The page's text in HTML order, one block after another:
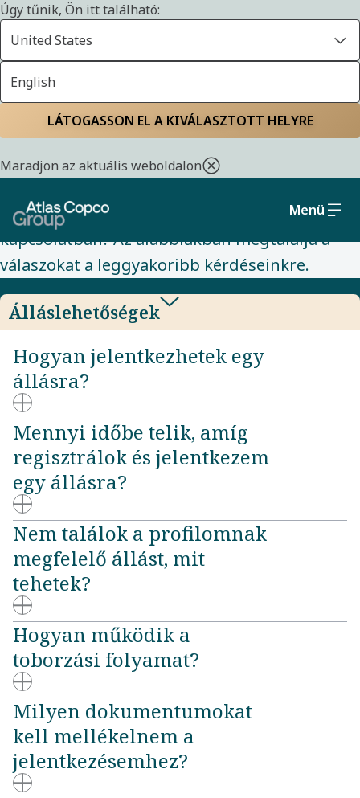
Úgy tűnik, Ön itt található:
United States
English
LÁTOGASSON EL A KIVÁLASZTOTT HELYRE
Maradjon az aktuális weboldalon
Menü
Kezdőlap Állások
ÁLLÁSOK
Gyakran ismételt
kérdések
Vannak kérdései az itt kínált állásajánlatokkal
kapcsolatban? Az alábbiakban megtalálja a
válaszokat a leggyakoribb kérdéseinkre.
Álláslehetőségek
Hogyan jelentkezhetek egy
állásra?
Mennyi időbe telik, amíg
regisztrálok és jelentkezem
egy állásra?
Nem találok a profilomnak
megfelelő állást, mit
tehetek?
Hogyan működik a
toborzási folyamat?
Milyen dokumentumokat
kell mellékelnem a
jelentkezésemhez?